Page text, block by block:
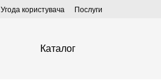
Угода користувача Послуги
Каталог